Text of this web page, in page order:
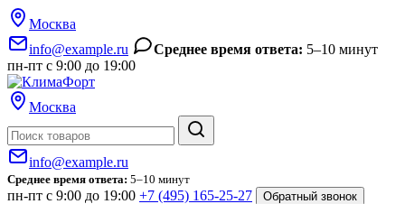
Москва
info@example.ru
Среднее время ответа: 5–10 минут
пн-пт с 9:00 до 19:00
Москва
info@example.ru
Среднее время ответа: 5–10 минут
пн-пт с 9:00 до 19:00 +7 (495) 165-25-27 Обратный звонок